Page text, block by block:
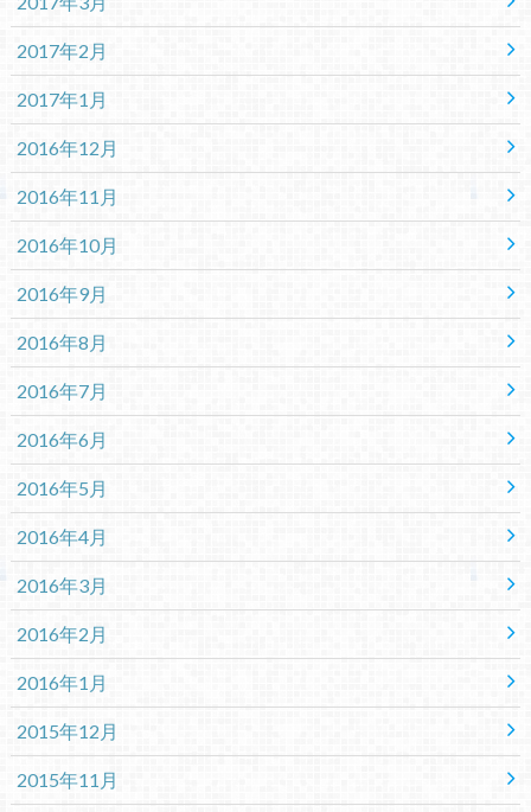
2017年2月
2017年1月
2016年12月
2016年11月
2016年10月
2016年9月
2016年8月
2016年7月
2016年6月
2016年5月
2016年4月
2016年3月
2016年2月
2016年1月
2015年12月
2015年11月